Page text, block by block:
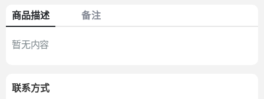
商品描述 备注
暂无内容
联系方式